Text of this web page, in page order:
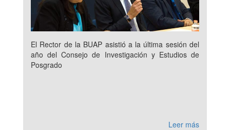
El Rector de la BUAP asistió a la última sesión del
año del Consejo de Investigación y Estudios de
Posgrado
Leer más